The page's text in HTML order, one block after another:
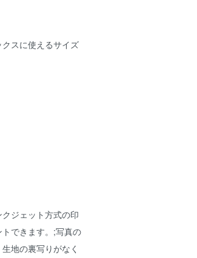
スに使えるサイズ
ジェット方式の印
できます。;写真の
地の裏写りがなく